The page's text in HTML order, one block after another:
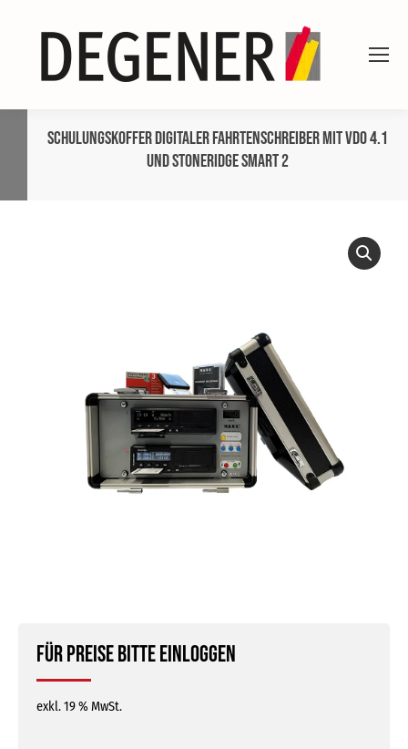
Schulungskoffer Digitaler Fahrtenschreiber mit VDO 4.1
und Stoneridge Smart 2
Für Preise bitte einloggen
exkl. 19 % MwSt.